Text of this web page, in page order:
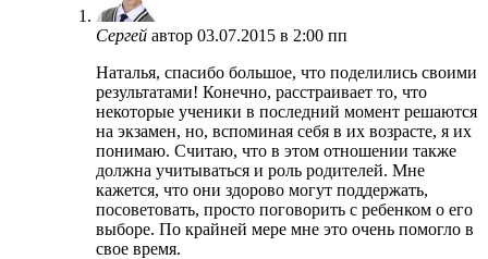
Сергей автор 03.07.2015 в 2:00 пп
Наталья, спасибо большое, что поделились своими
результатами! Конечно, расстраивает то, что
некоторые ученики в последний момент решаются
на экзамен, но, вспоминая себя в их возрасте, я их
понимаю. Считаю, что в этом отношении также
должна учитываться и роль родителей. Мне
кажется, что они здорово могут поддержать,
посоветовать, просто поговорить с ребенком о его
выборе. По крайней мере мне это очень помогло в
свое время.